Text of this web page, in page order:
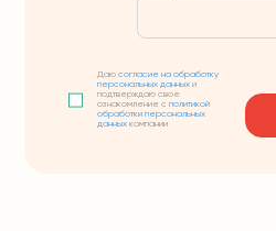
Даюсогласие на обработку
персональных данных и
подтверждаю свое
ознакомление сполитикой
обработки персональных
данных компании